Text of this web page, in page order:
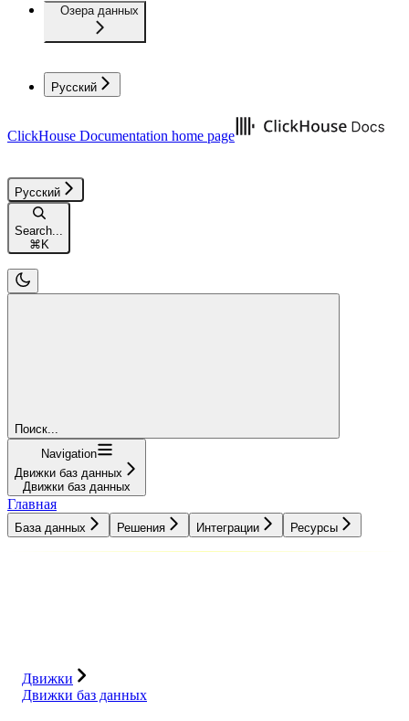
Озера данных
Русский
ClickHouse Documentation home page
Русский
Search...
⌘K
Поиск...
Navigation
Движки баз данных
Движки баз данных
Главная
База данных Решения Интеграции Ресурсы
Движки
Движки баз данных